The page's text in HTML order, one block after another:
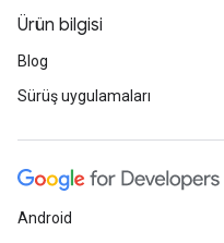
Ürün bilgisi
Blog
Sürüş uygulamaları
Android